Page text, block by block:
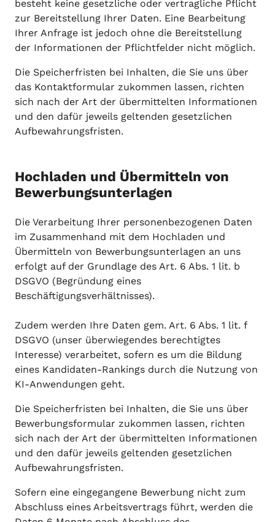
besteht keine gesetzliche oder vertragliche Pflicht
zur Bereitstellung Ihrer Daten. Eine Bearbeitung
Ihrer Anfrage ist jedoch ohne die Bereitstellung
der Informationen der Pflichtfelder nicht möglich.
Die Speicherfristen bei Inhalten, die Sie uns über
das Kontaktformular zukommen lassen, richten
sich nach der Art der übermittelten Informationen
und den dafür jeweils geltenden gesetzlichen
Aufbewahrungsfristen.
Hochladen und Übermitteln von
Bewerbungsunterlagen
Die Verarbeitung Ihrer personenbezogenen Daten
im Zusammenhand mit dem Hochladen und
Übermitteln von Bewerbungsunterlagen an uns
erfolgt auf der Grundlage des Art. 6 Abs. 1 lit. b
DSGVO (Begründung eines
Beschäftigungsverhältnisses).
Zudem werden Ihre Daten gem. Art. 6 Abs. 1 lit. f
DSGVO (unser überwiegendes berechtigtes
Interesse) verarbeitet, sofern es um die Bildung
eines Kandidaten-Rankings durch die Nutzung von
KI-Anwendungen geht.
Die Speicherfristen bei Inhalten, die Sie uns über
Bewerbungsformular zukommen lassen, richten
sich nach der Art der übermittelten Informationen
und den dafür jeweils geltenden gesetzlichen
Aufbewahrungsfristen.
Sofern eine eingegangene Bewerbung nicht zum
Abschluss eines Arbeitsvertrags führt, werden die